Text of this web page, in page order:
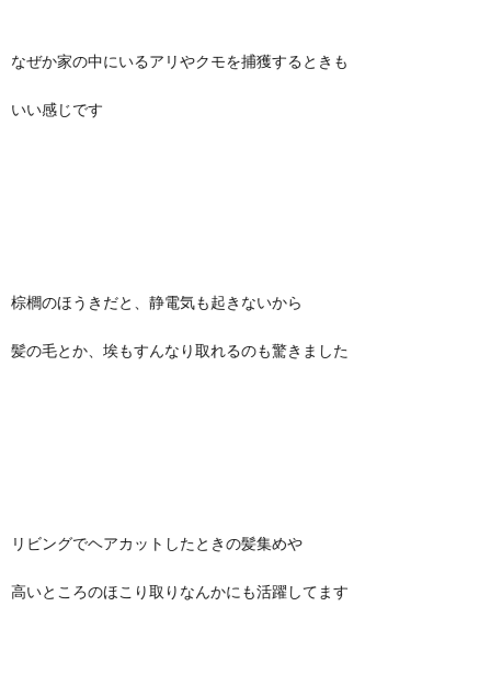
なぜか家の中にいるアリやクモを捕獲するときも
いい感じです
棕櫚のほうきだと、静電気も起きないから
髪の毛とか、埃もすんなり取れるのも驚きました
リビングでヘアカットしたときの髪集めや
高いところのほこり取りなんかにも活躍してます